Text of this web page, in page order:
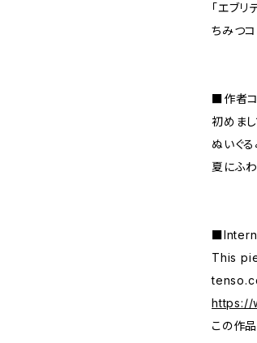
「エブ
ちみつコ
■作者コ
初めま
ぬいぐ
夏にふ
This
https://
この作